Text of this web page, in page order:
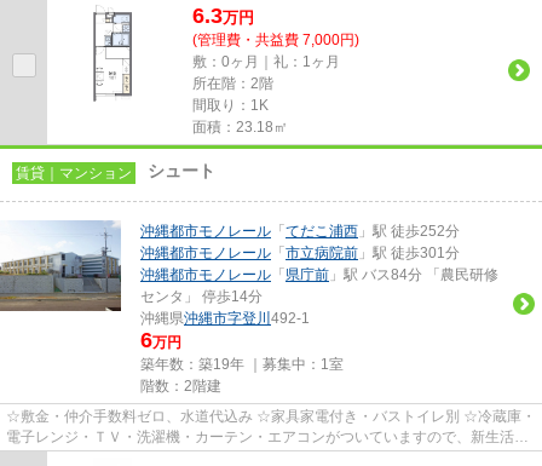
6.3万円
(管理費・共益費 7,000円)
敷：0ヶ月｜礼：1ヶ月
所在階：2階
間取り：1K
面積：23.18㎡
賃貸｜マンション シュート
沖縄都市モノレール 「 てだこ浦西 」駅 徒歩252分
沖縄都市モノレール 「 市立病院前 」駅 徒歩301分
沖縄都市モノレール 「 県庁前 」駅 バス84分 「農民研修
センタ」 停歩14分
沖縄県沖縄市字登川 492-1
6万円
築年数：築19年 ｜募集中： 1室
階数：2階建
☆敷金・仲介手数料ゼロ、水道代込み ☆家具家電付き・バストイレ別 ☆冷蔵庫・
電子レンジ・ＴＶ・洗濯機・カーテン・エアコンがついていますので、新生活が